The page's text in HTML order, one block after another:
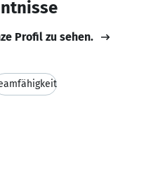
Profil zu sehen.